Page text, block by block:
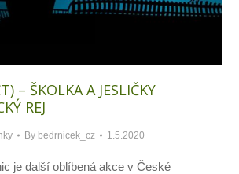
– ŠKOLKA A JESLIČKY
REJ
By bedrnicek_cz 1.5.2020
je další oblíbená akce v České